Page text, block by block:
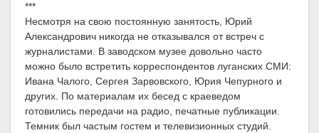
***
Несмотря на свою постоянную занятость, Юрий
Александрович никогда не отказывался от встреч с
журналистами. В заводском музее довольно часто
можно было встретить корреспондентов луганских СМИ:
Ивана Чалого, Сергея Зарвовского, Юрия Чепурного и
других. По материалам их бесед с краеведом
готовились передачи на радио, печатные публикации.
Темник был частым гостем и телевизионных студий.